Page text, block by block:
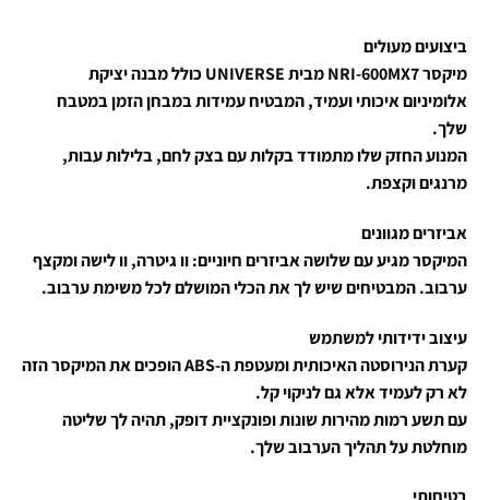
ביצועים מעולים
מיקסר NRI-600MX7 מבית UNIVERSE כולל מבנה יציקת
אלומיניום איכותי ועמיד, המבטיח עמידות במבחן הזמן במטבח
שלך.
המנוע החזק שלו מתמודד בקלות עם בצק לחם, בלילות עבות,
מרנגים וקצפת.
אביזרים מגוונים
המיקסר מגיע עם שלושה אביזרים חיוניים: וו גיטרה, וו לישה ומקצף
ערבוב. המבטיחים שיש לך את הכלי המושלם לכל משימת ערבוב.
עיצוב ידידותי למשתמש
קערת הנירוסטה האיכותית ומעטפת ה-ABS הופכים את המיקסר הזה
לא רק לעמיד אלא גם לניקוי קל.
עם תשע רמות מהירות שונות ופונקציית דופק, תהיה לך שליטה
מוחלטת על תהליך הערבוב שלך.